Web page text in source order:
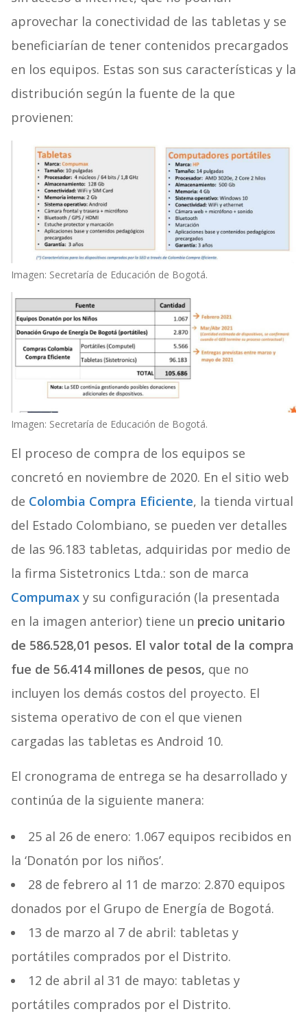
aprovechar la conectividad de las tabletas y se
beneficiarían de tener contenidos precargados
en los equipos. Estas son sus características y la
distribución según la fuente de la que
provienen:
Imagen: Secretaría de Educación de Bogotá.
Imagen: Secretaría de Educación de Bogotá.
El proceso de compra de los equipos se
concretó en noviembre de 2020. En el sitio web
de Colombia Compra Eficiente, la tienda virtual
del Estado Colombiano, se pueden ver detalles
de las 96.183 tabletas, adquiridas por medio de
la firma Sistetronics Ltda.: son de marca
Compumaxy su configuración (la presentada
en la imagen anterior) tiene un precio unitario
de 586.528,01 pesos. El valor total de la compra
fue de 56.414 millones de pesos, que no
incluyen los demás costos del proyecto. El
sistema operativo de con el que vienen
cargadas las tabletas es Android 10.
El cronograma de entrega se ha desarrollado y
continúa de la siguiente manera:
25 al 26 de enero: 1.067 equipos recibidos en
la ‘Donatón por los niños’.
28 de febrero al 11 de marzo: 2.870 equipos
donados por el Grupo de Energía de Bogotá.
13 de marzo al 7 de abril: tabletas y
portátiles comprados por el Distrito.
12 de abril al 31 de mayo: tabletas y
portátiles comprados por el Distrito.